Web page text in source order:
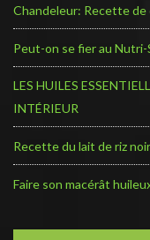
Chandeleur: Recette de
Peut-on se fier au Nutri-
LES HUILES
INTÉRIEUR
Recette du lait de riz noir
Faire son macérât